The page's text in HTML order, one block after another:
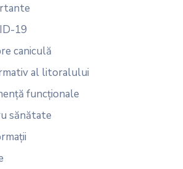
19
caniculă
al litoralului
funcționale
sănătate